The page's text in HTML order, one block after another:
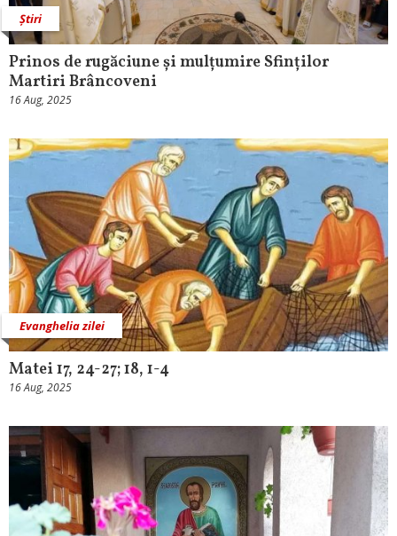
Știri
Prinos de rugăciune și mulțumire Sfinților
Martiri Brâncoveni
16 Aug, 2025
Evanghelia zilei
Matei 17, 24-27; 18, 1-4
16 Aug, 2025